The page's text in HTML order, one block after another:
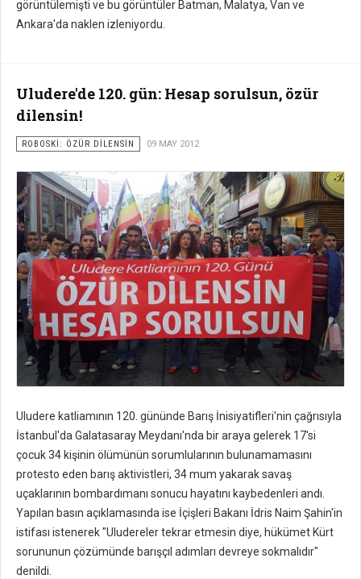
görüntülemişti ve bu görüntüler Batman, Malatya, Van ve
Ankara'da naklen izleniyordu.
Uludere'de 120. gün: Hesap sorulsun, özür
dilensin!
ROBOSKİ: ÖZÜR DİLENSİN 09 MAY 2012
Uludere katliamının 120. gününde Barış İnisiyatifleri'nin çağrısıyla
İstanbul'da Galatasaray Meydanı'nda bir araya gelerek 17'si
çocuk 34 kişinin ölümünün sorumlularının bulunamamasını
protesto eden barış aktivistleri, 34 mum yakarak savaş
uçaklarının bombardımanı sonucu hayatını kaybedenleri andı.
Yapılan basın açıklamasında ise İçişleri Bakanı İdris Naim Şahin'in
istifası istenerek "Uludereler tekrar etmesin diye, hükümet Kürt
sorununun çözümünde barışçıl adımları devreye sokmalıdır"
denildi.